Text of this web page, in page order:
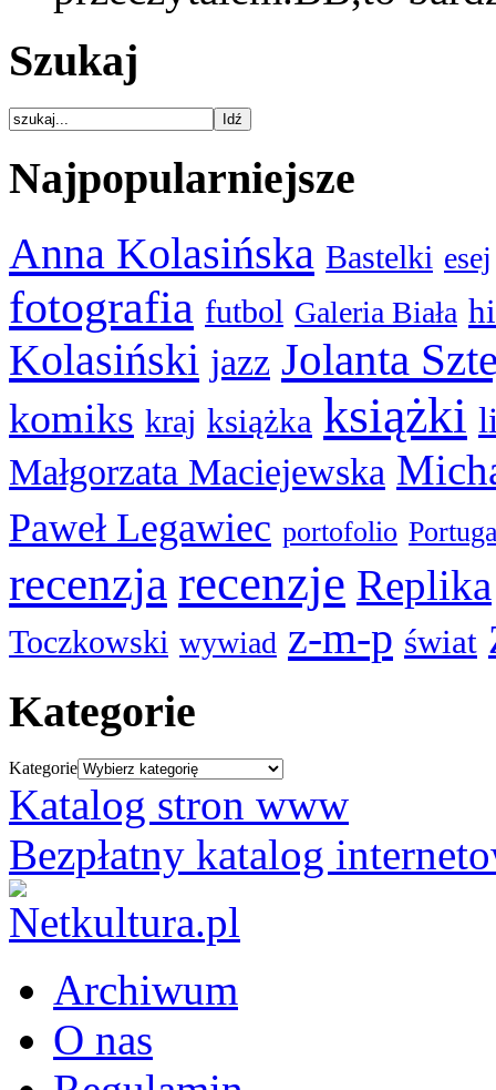
Szukaj
Najpopularniejsze
Anna Kolasińska Bastelki esej
fotografia futbol Galeria Biała
Kolasiński jazz Jolanta
komiks kraj książka książki
Małgorzata Maciejewska
Paweł Legawiec portofolio
recenzja recenzje Replika
Toczkowski wywiad z-m-p świat
Kategorie
Kategorie
Katalog stron www
Bezpłatny katalog
Archiwum
O nas